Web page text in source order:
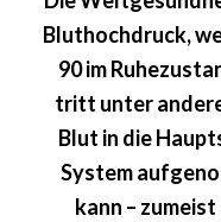
Bluthochdruck,
90 im
tritt unter
Blut in die
System
kann –